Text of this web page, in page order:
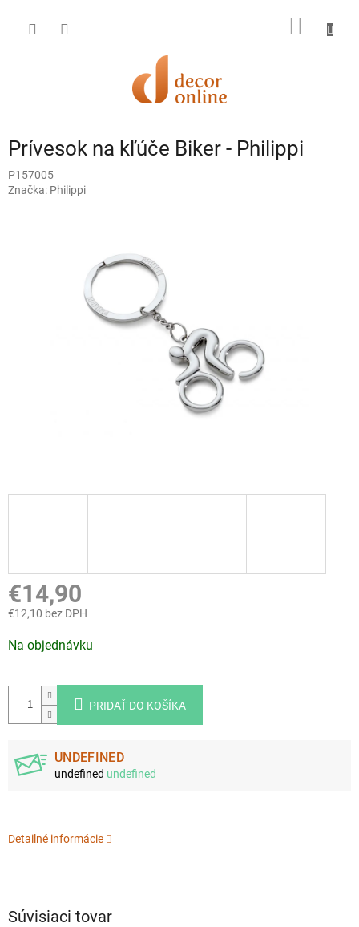
obsah
Prívesok na kľúče Biker - Philippi
P157005
Značka: Philippi
€14,90
€12,10 bez DPH
cena:
Na objednávku
PRIDAŤ DO KOŠÍKA
UNDEFINED
undefined undefined
Detailné informácie
Súvisiaci tovar